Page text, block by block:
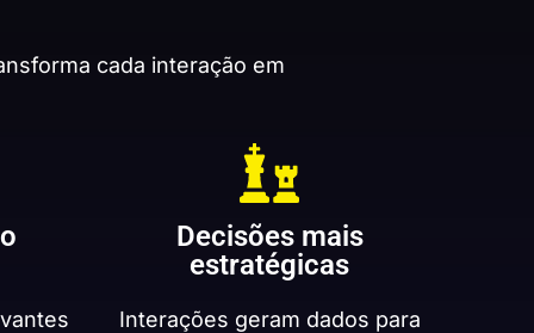
cada interação em
Decisões mais
estratégicas
Interações geram dados para